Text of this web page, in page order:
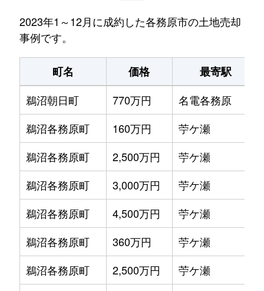
2023年1～12月に成約した各務原市の土地売却
事例です。
町名 価格
最寄駅
鵜沼朝日町
770万円
名電各務原
鵜沼各務原町
160万円
苧ケ瀬
鵜沼各務原町
2,500万円
苧ケ瀬
鵜沼各務原町
3,000万円
苧ケ瀬
鵜沼各務原町
4,500万円
苧ケ瀬
鵜沼各務原町
360万円
苧ケ瀬
鵜沼各務原町
2,500万円
苧ケ瀬